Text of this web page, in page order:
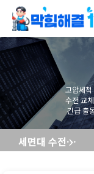
고압세
수전 교
긴급 출
세면대 수전교체